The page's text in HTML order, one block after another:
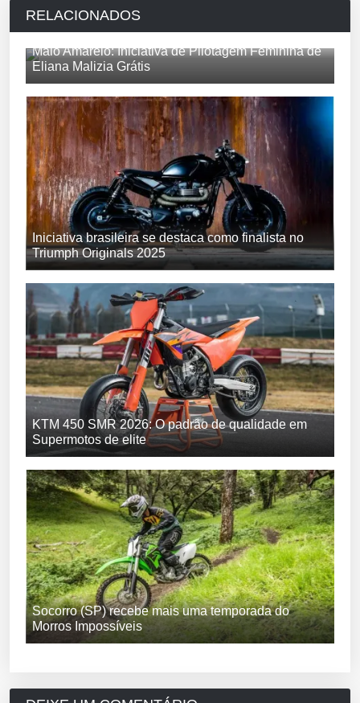
RELACIONADOS
Maio Amarelo: Iniciativa de Pilotagem Feminina de
Eliana Malizia Grátis
Iniciativa brasileira se destaca como finalista no
Triumph Originals 2025
KTM 450 SMR 2026: O padrão de qualidade em
Supermotos de elite
Socorro (SP) recebe mais uma temporada do
Morros Impossíveis